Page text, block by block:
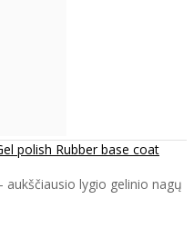
polish Rubber base coat
lygio gelinio nagų